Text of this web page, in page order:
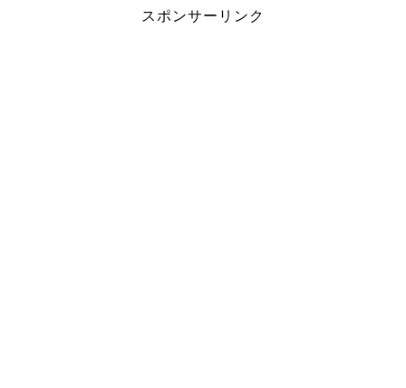
スポンサーリンク